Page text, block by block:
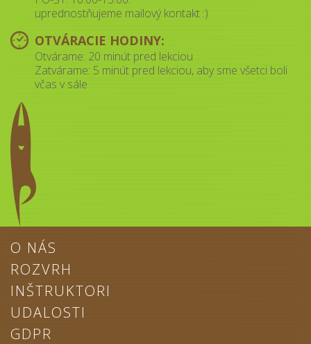
uprednostňujeme mailový kontakt :)
OTVÁRACIE HODINY:
Otvárame: 20 minút pred lekciou
Zatvárame: 5 minút pred lekciou, aby sme všetci boli
včas v sále
O NÁS
ROZVRH
INŠTRUKTORI
UDALOSTI
GDPR